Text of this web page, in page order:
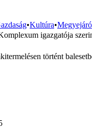
•Kultúra•Megyejáró
igazgatója
történt